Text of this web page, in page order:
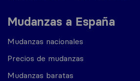
Mudanzas a España
Mudanzas nacionales
Precios de mudanzas
Mudanzas baratas